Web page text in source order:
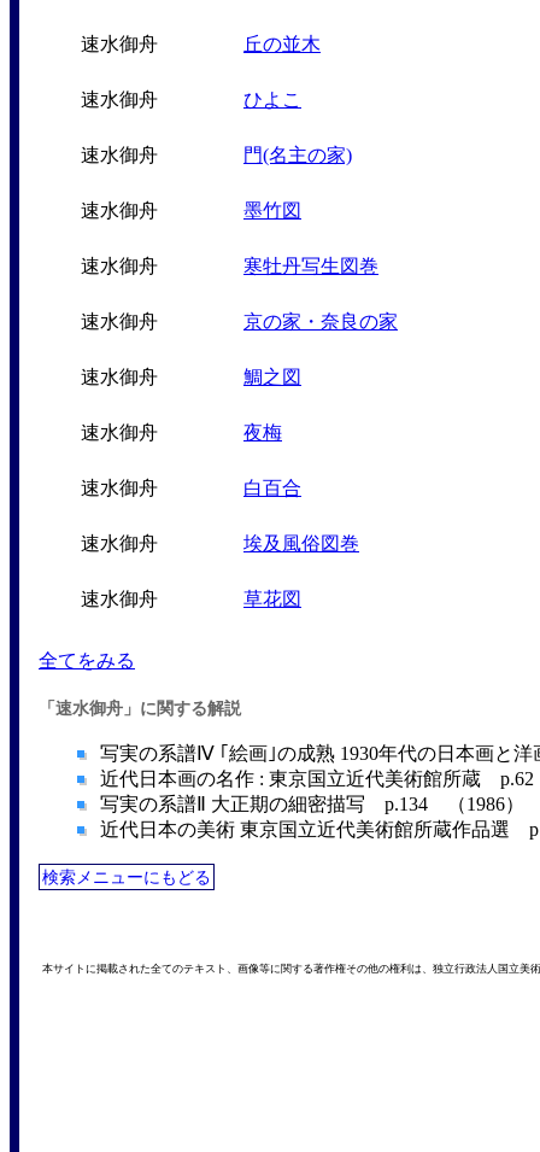
速水御舟 丘の並木
速水御舟 ひよこ
速水御舟 門(名主の家)
速水御舟 墨竹図
速水御舟 寒牡丹写生図巻
速水御舟 京の家・奈良の家
速水御舟 鯛之図
速水御舟 夜梅
速水御舟 白百合
速水御舟 埃及風俗図巻
速水御舟 草花図
全てをみる
「速水御舟」に関する解説
写実の系譜Ⅳ ｢絵画｣の成熟 1930年代の日本画と
近代日本画の名作 : 東京国立近代美術館所蔵
写実の系譜Ⅱ 大正期の細密描写 p.134 （1986）
近代日本の美術 東京国立近代美術館所蔵作品選
検索メニューにもどる
本サイトに掲載された全てのテキスト、画像等に関する著作権その他の権利は、独立行政法人国立